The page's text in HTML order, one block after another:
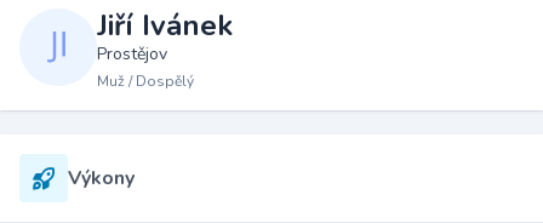
Jiří Ivánek
Prostějov
Muž / Dospělý
Výkony